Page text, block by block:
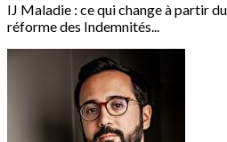
IJ Maladie : ce qui change à partir
réforme des Indemnités...